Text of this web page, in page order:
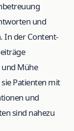
und
In der Content-
Mühe
Patienten mit
und
sind nahezu